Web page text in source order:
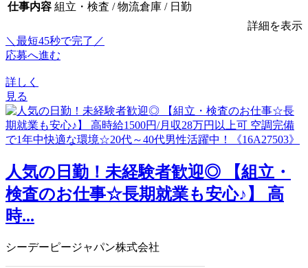
仕事内容 組立・検査 / 物流倉庫 / 日勤
詳細を表示
＼最短45秒で完了／
応募へ進む
詳しく
見る
人気の日勤！未経験者歓迎◎ 【組立・
検査のお仕事☆長期就業も安心♪】 高
時...
シーデーピージャパン株式会社